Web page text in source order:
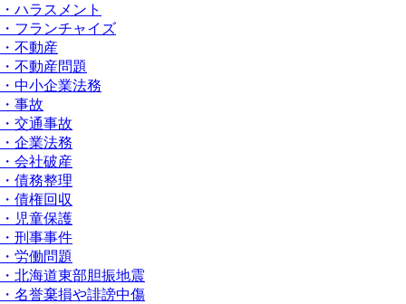
・ハラスメント
・フランチャイズ
・不動産
・不動産問題
・中小企業法務
・事故
・交通事故
・企業法務
・会社破産
・債務整理
・債権回収
・児童保護
・刑事事件
・労働問題
・北海道東部胆振地震
・名誉棄損や誹謗中傷